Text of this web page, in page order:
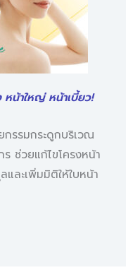
หน้าใหญ่ หน้าเบี้ยว!
กรรมกระดูกบริเวณ
ช่วยแก้ไขโครงหน้า
ละเพิ่มมิติให้ใบหน้า